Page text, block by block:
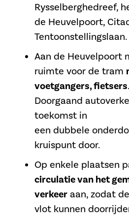
Rysselberghedreef,
de Heuvelpoort,
Tentoonstellingslaan.
Aan de Heuvelpoort
ruimte voor de tram
voetgangers, fietsers.
Doorgaand
toekomst in
een dubbele
kruispunt door.
Op enkele plaatsen
circulatie van het
verkeer aan, zodat
vlot kunnen